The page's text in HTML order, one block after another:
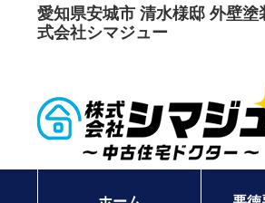
愛知県安城市 清水様邸 外壁
式会社シマジュー